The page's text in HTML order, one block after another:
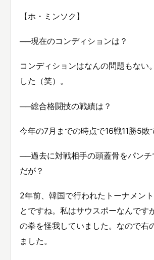
【ホ・ミンソク】
──現在のコンディションは？
コンディションはなんの問題もない
した（笑）。
──総合格闘技の戦績は？
今年の7月までの時点で16戦11勝5敗
──過去に対戦相手の頭蓋骨をパンチ
だが？
2年前、韓国で行われたトーナメン
とですね。私はサウスポーなんです
の拳を怪我していました。なので右
ました。